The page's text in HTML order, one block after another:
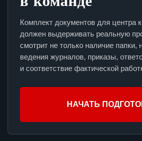
Комплект документов для центра
должен выдерживать реальную
смотрит не только наличие папки,
ведения журналов, приказы,
и соответствие фактической
НАЧАТЬ